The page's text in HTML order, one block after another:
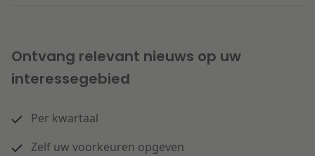
Ontvang relevant nieuws op uw
interessegebied
Per kwartaal
Zelf uw voorkeuren opgeven